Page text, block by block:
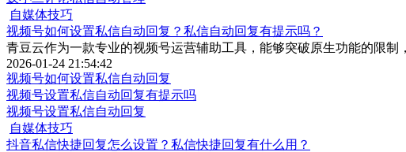
自媒体技巧
视频号如何设置私信自动回复？私信自动回复有提示吗？
青豆云作为一款专业的视频号运营辅助工具，能够突破原生功能的限制
2026-01-24 21:54:42
视频号如何设置私信自动回复
视频号设置私信自动回复有提示吗
视频号设置私信自动回复
自媒体技巧
抖音私信快捷回复怎么设置？私信快捷回复有什么用？